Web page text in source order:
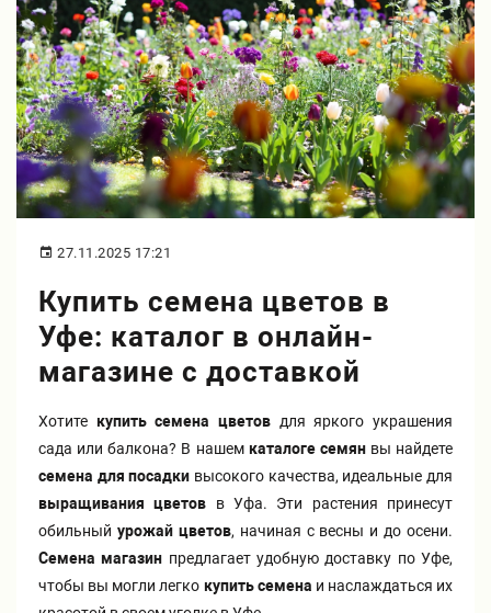
Шарафуга
Бирючина
Плющ
Овсяница
ПАМПАСНАЯ ТРАВА
(КОРТАДЕРИЯ)
Кизильник саженец
Олеандр саженцы
Экзотические растения
Декоративные саженцы
Комнатные растения
Клематис
Глициния
Гвоздика саженцы
Хризантемы саженцы
Зелень и пряные травы
27.11.2025 17:21
Купить семена цветов в
Уфе: каталог в онлайн-
магазине с доставкой
Хотите купить семена цветов для яркого украшения
сада или балкона? В нашем каталоге семянвы найдете
семена для посадки высокого качества, идеальные для
выращивания цветов в Уфа. Эти растения принесут
обильный урожай цветов, начиная с весны и до осени.
Семена магазин предлагает удобную доставку по Уфе,
чтобы вы могли легко купить семена и наслаждаться их